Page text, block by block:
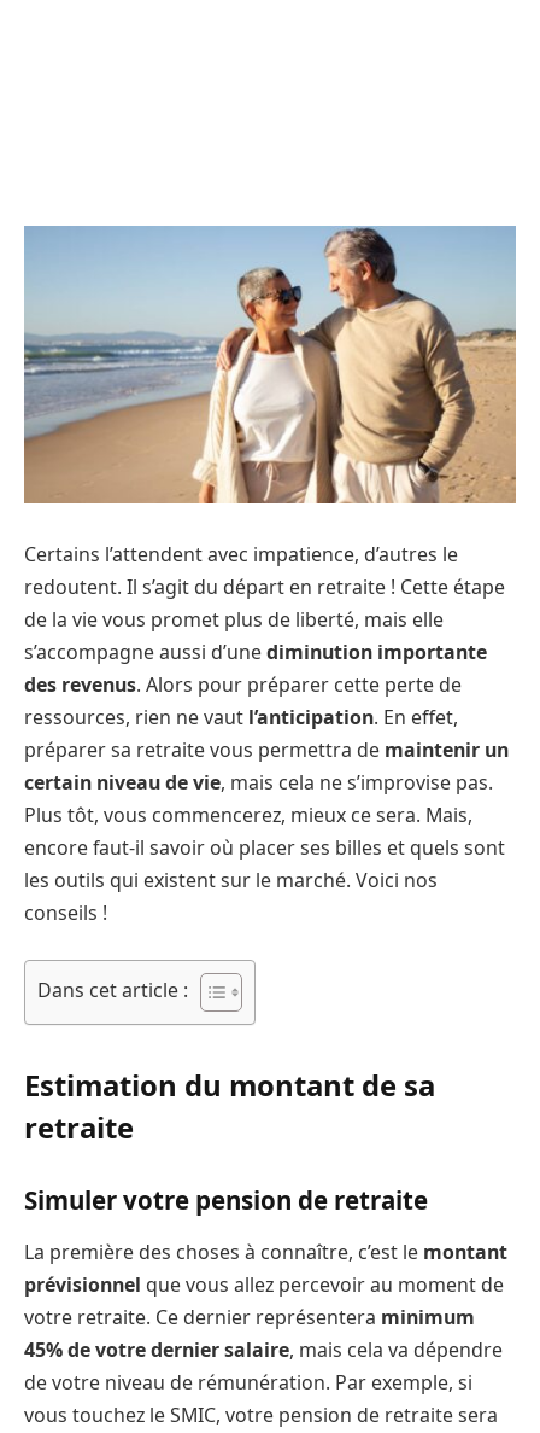
Certains l’attendent avec impatience, d’autres le
redoutent. Il s’agit du départ en retraite ! Cette étape
de la vie vous promet plus de liberté, mais elle
s’accompagne aussi d’unediminution importante
des revenus. Alors pour préparer cette perte de
ressources, rien ne vaut l’anticipation. En effet,
préparer sa retraite vous permettra de maintenir un
certain niveau de vie, mais cela ne s’improvise pas.
Plus tôt, vous commencerez, mieux ce sera. Mais,
encore faut-il savoir où placer ses billes et quels sont
les outils qui existent sur le marché. Voici nos
conseils !
Dans cet article :
Estimation du montant de sa
retraite
Simuler votre pension de retraite
La première des choses à connaître, c’est le montant
prévisionnel que vous allez percevoir au moment de
votre retraite. Ce dernier représentera minimum
45% de votre dernier salaire, mais cela va dépendre
de votre niveau de rémunération. Par exemple, si
vous touchez le SMIC, votre pension de retraite sera